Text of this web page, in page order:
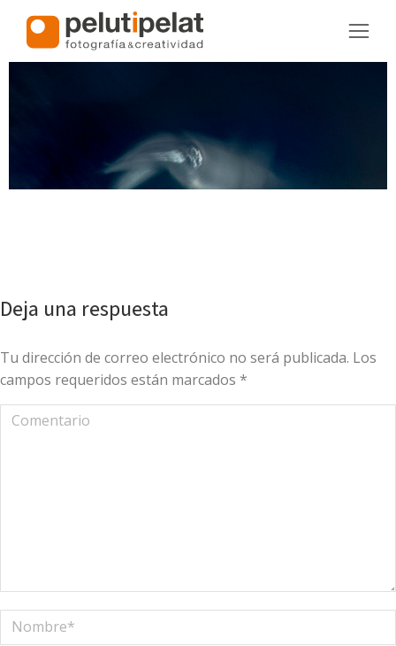
Deja una respuesta
Tu dirección de correo electrónico no será publicada. Los
campos requeridos están marcados *
Comentario
Nombre *